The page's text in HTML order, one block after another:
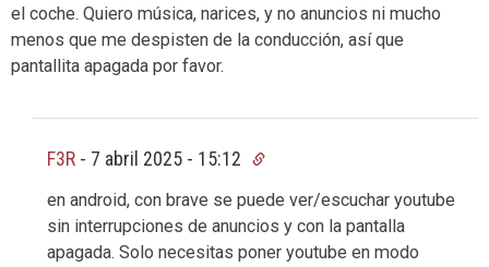
el coche. Quiero música, narices, y no anuncios ni mucho
menos que me despisten de la conducción, así que
pantallita apagada por favor.
F3R - 7 abril 2025 - 15:12
en android, con brave se puede ver/escuchar youtube
sin interrupciones de anuncios y con la pantalla
apagada. Solo necesitas poner youtube en modo